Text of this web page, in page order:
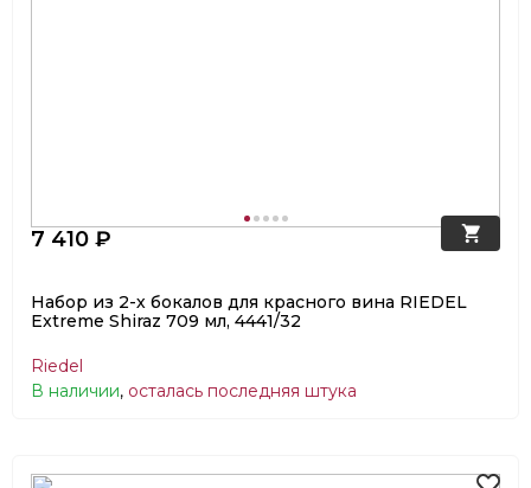
7 410 ₽
Набор из 2-х бокалов для красного вина RIEDEL
Extreme Shiraz 709 мл, 4441/32
Riedel
В наличии, осталась последняя штука